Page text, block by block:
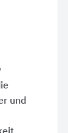
und